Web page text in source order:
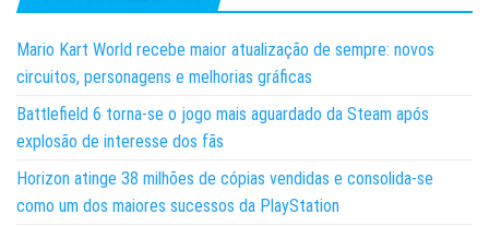
Mario Kart World recebe maior atualização de sempre: novos
circuitos, personagens e melhorias gráficas
Battlefield 6 torna-se o jogo mais aguardado da Steam após
explosão de interesse dos fãs
Horizon atinge 38 milhões de cópias vendidas e consolida-se
como um dos maiores sucessos da PlayStation